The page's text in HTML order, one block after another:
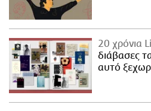
20 χρόνια
διάβασες
αυτό